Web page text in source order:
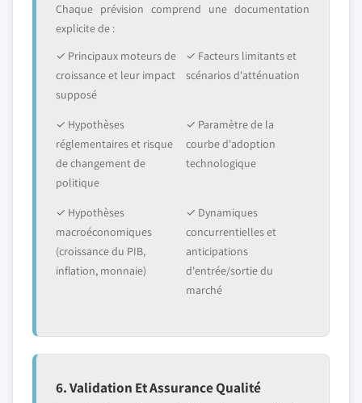
Chaque prévision comprend une documentation
explicite de :
✓ Principaux moteurs de
croissance et leur impact
supposé
✓ Facteurs limitants et
scénarios d'atténuation
✓ Hypothèses
réglementaires et risque
de changement de
politique
✓ Paramètre de la
courbe d'adoption
technologique
✓ Hypothèses
macroéconomiques
(croissance du PIB,
inflation, monnaie)
✓ Dynamiques
concurrentielles et
anticipations
d'entrée/sortie du
marché
6. Validation Et Assurance Qualité